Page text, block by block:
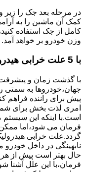
در مرحله بعد جک را زیر
کمک آن ماشین را به
کامل از جک استفاده
وزن خودرو بر خواهد آمد.
با 5 علت خرابی هیدرولیک فرمان آشنا شوید
با گذشت زمان و
جهان،خودروها به سمتی
پیش برای راننده فراهم
امری لذت بخش برای
است.با اینکه این
فرمان می شود،اما
گردد.علت خرابی
نابهینگی در داخل
حال بهتر است پیش از هر